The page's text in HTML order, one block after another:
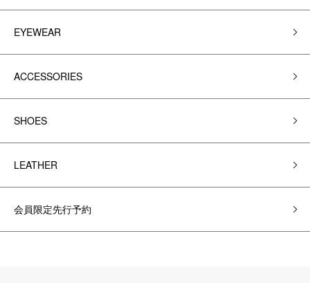
EYEWEAR
ACCESSORIES
SHOES
LEATHER
会員限定先行予約